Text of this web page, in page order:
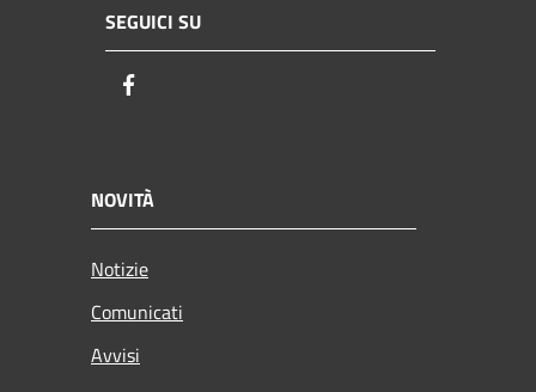
SEGUICI SU
NOVITÀ
Notizie
Comunicati
Avvisi